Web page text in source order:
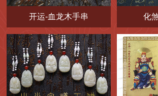
开运-血龙木手串 化